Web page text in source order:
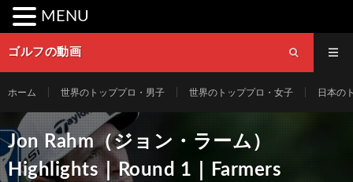
ゴルフの動画
ホーム 世界のトッププロ・男子 世界のトッププロ・女子 日本の
Jon Rahm（ジョン・ラーム）
Highlights｜Round 1｜Farmers
MENU